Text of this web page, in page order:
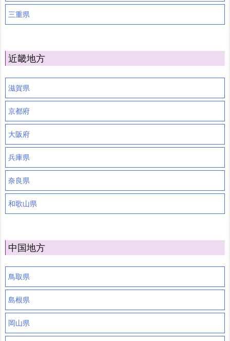
三重県
近畿地方
滋賀県
京都府
大阪府
兵庫県
奈良県
和歌山県
中国地方
鳥取県
島根県
岡山県